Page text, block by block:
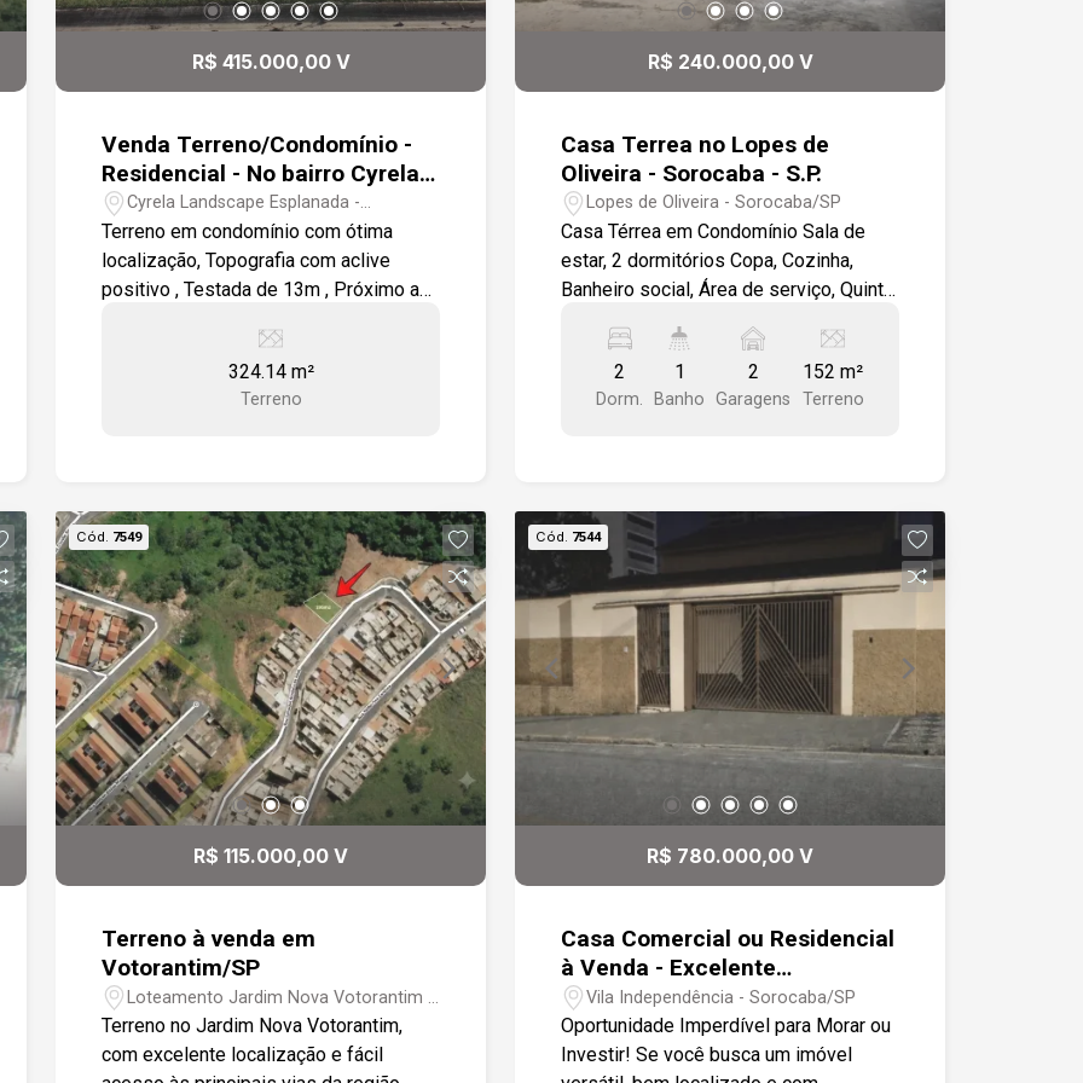
Rodovia Raposo Tavares. Destaques
condomínio fechado; Casas não
vagas de garagem; Planta inteligente e
funcional; Ambientes confortáveis e
bem iluminados; Condomínio seguro e
tranquilo; Localização estratégica.
R$ 415.000,00 V
Venda Terreno/Condomínio -
Residencial - No bairro Cyrela
Landscape Esplanada
Cyrela Landscape Esplanada -
Votorantim/SP
Terreno em condomínio com ótima
localização, Topografia com aclive
positivo , Testada de 13m , Próximo a
completo (Piscina aquecida) para toda
a família. Ao lado da Rodovia João
324.14 m²
Terreno
R$ 240.000,00 V
Casa Terrea no Lopes de
Oliveira - Sorocaba - S.P.
Lopes de Oliveira - Sorocaba/SP
Casa Térrea em Condomínio Sala de
estar, 2 dormitórios Copa, Cozinha,
Banheiro social, Área de serviço, Quintal
Acabamento Interno: Todo em piso
cerâmico. Sala de estar com portas e
janelas de ferro. Copa, cozinha com
barra , armários e porta de madeira.
Dormitórios com janelas de ferro e
portas de madeira. Acabamento Externo
: Todo em piso cimentado. Garagem
para 2 carros descoberta. Acessórios
do Condomínio: Interfone, Portão
Eletrônico e Portão Automático.
2
Dorm.
1
Banho
2
Garagens
152 m²
Terreno
Cód. 7549
R$ 115.000,00 V
Terreno à venda em
Votorantim/SP
Loteamento Jardim Nova Votorantim -
Votorantim/SP
Terreno no Jardim Nova Votorantim,
com excelente localização e fácil
Cód. 7544
R$ 780.000,00 V
Casa Comercial ou Residencial
à Venda - Excelente
Localização na Zona Leste,
próximo ao Colégio Salesiano.
Vila Independência - Sorocaba/SP
Oportunidade Imperdível para Morar ou
Investir! Se você busca um imóvel